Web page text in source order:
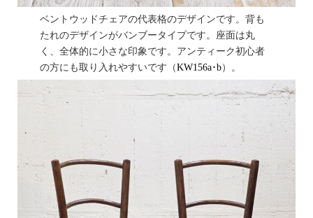
ベントウッドチェアの代表格のデザインです。背も
たれのデザインがバンブータイプです。座面は丸
く、全体的に小さな印象です。アンティーク初心者
の方にも取り入れやすいです（KW156a･b）。